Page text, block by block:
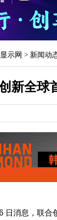
示网 > 新闻动
新全球
日消息，联